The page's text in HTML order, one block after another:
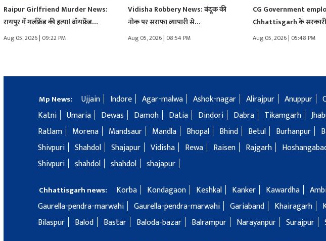
Raipur Girlfriend Murder News:
रायपुर में गर्लफ्रेंड की हत्या! बॉयफ्रेंड…
Aug 05, 2026 | 09:22 PM
Vidisha Robbery News: बंदूक की
नोक पर सराफा व्यापारी से…
Aug 05, 2026 | 08:54 PM
CG Government
Chhattisgarh के सरकारी
की छुट्टी…
Aug 05, 2026 | 05:48 PM
Mp News: Ujjain Indore Agar-malwa Ashok-nagar Alirajpur Anuppur
Katni
Umaria Dewas Damoh Datia Dindori Dabra Tikamgarh
Ratlam
Morena Mandsaur Mandla Bhopal Bhind Betul Burhanpur
Shivpuri
Shahdol Shajapur Vidisha Rewa Raisen Rajgarh
Shivpuri
shahdol shahdol shajapur
Chhattisgarh news: Korba Kondagaon Keshkal Kanker Kawardha
Gaurella-pendra-marwahi
Gaurella-pendra-marwahi Gariaband Khairagarh
Bilaspur
Balod Bastar Baloda-bazar Balrampur Narayanpur Surajpur